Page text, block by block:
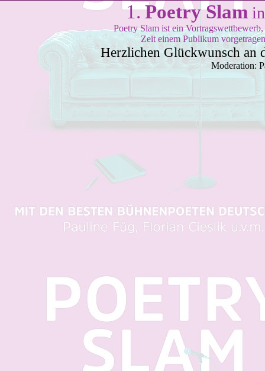
1.Poetry Slam
Poetry Slam ist ein
Zeit einem Publikum
Herzlichen Glückwunsch an
Moderation: